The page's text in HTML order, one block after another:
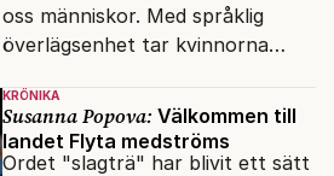
oss människor. Med språklig
överlägsenhet tar kvinnorna
KRÖNIKA
Susanna Popova: Välkommen till
landet Flyta medströms
Ordet "slagträ" har blivit ett sätt